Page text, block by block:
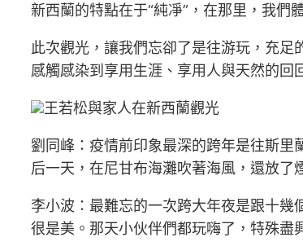
新西蘭的特點在于“純凈”，在那里，我們
此次觀光，讓我們忘卻了是往游玩，充
感觸感染到享用生涯、享用人與天然的回
王若松與家人在新西蘭觀光
劉同峰：疫情前印象最深的跨年是往斯
后一天，在尼甘布海灘吹著海風，還放了
李小波：最難忘的一次跨大年夜是跟十幾
很是美。那天小伙伴們都玩嗨了，特殊盡